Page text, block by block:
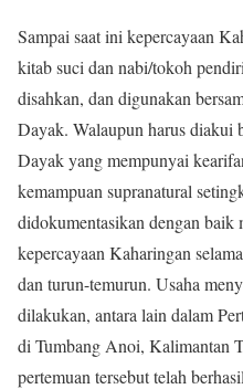
Sampai saat ini kepercayaan
kitab suci dan nabi/tokoh
disahkan, dan digunakan
Dayak. Walaupun harus diakui
Dayak yang mempunyai
kemampuan supranatural
didokumentasikan dengan baik
kepercayaan Kaharingan
dan turun-temurun. Usaha
dilakukan, antara lain dalam
di Tumbang Anoi, Kalimantan
pertemuan tersebut telah